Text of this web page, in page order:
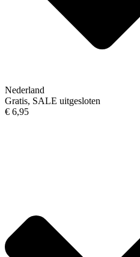
Nederland
Gratis, SALE uitgesloten
€ 6,95